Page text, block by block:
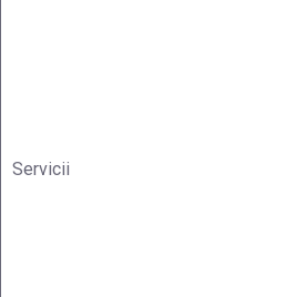
Servicii